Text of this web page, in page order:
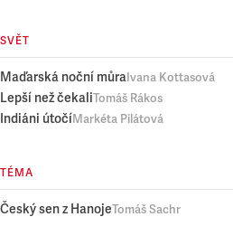
SVĚT
Maďarská noční můraIvana Kottasová
Lepší než čekaliTomáš Rákos
Indiáni útočíMarkéta Pilátová
TÉMA
Český sen z HanojeTomáš Sachr